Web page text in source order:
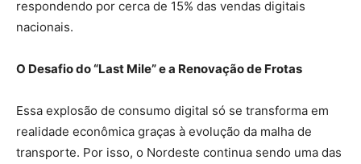
respondendo por cerca de 15% das vendas digitais
nacionais.
O Desafio do “Last Mile” e a Renovação de Frotas
Essa explosão de consumo digital só se transforma em
realidade econômica graças à evolução da malha de
transporte. Por isso, o Nordeste continua sendo uma das